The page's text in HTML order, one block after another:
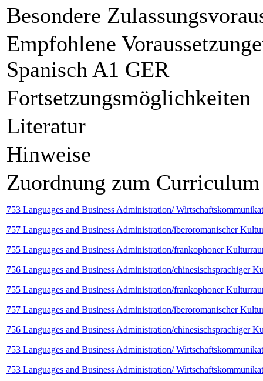
Besondere
Empfohlene
Spanisch A1 GER
Fortsetzungsmöglichkeiten
Literatur
Hinweise
Zuordnung zum Curriculum
753 Languages and Business Administration/
757 Languages and Business Administration/iberoromanischer
755 Languages and Business Administration/frankophoner
756 Languages and Business Administration/chinesischsprachiger
755 Languages and Business Administration/frankophoner
757 Languages and Business Administration/iberoromanischer
756 Languages and Business Administration/chinesischsprachiger
753 Languages and Business Administration/
753 Languages and Business Administration/